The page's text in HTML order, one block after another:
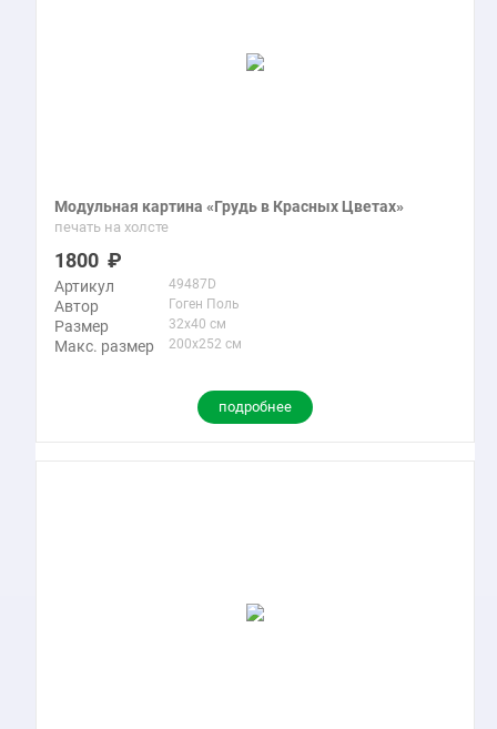
Модульная картина «Грудь в Красных Цветах»
печать на холсте
1800
Артикул 49487D
Автор Гоген Поль
Размер 32x40 см
Макс. размер 200x252 см
подробнее